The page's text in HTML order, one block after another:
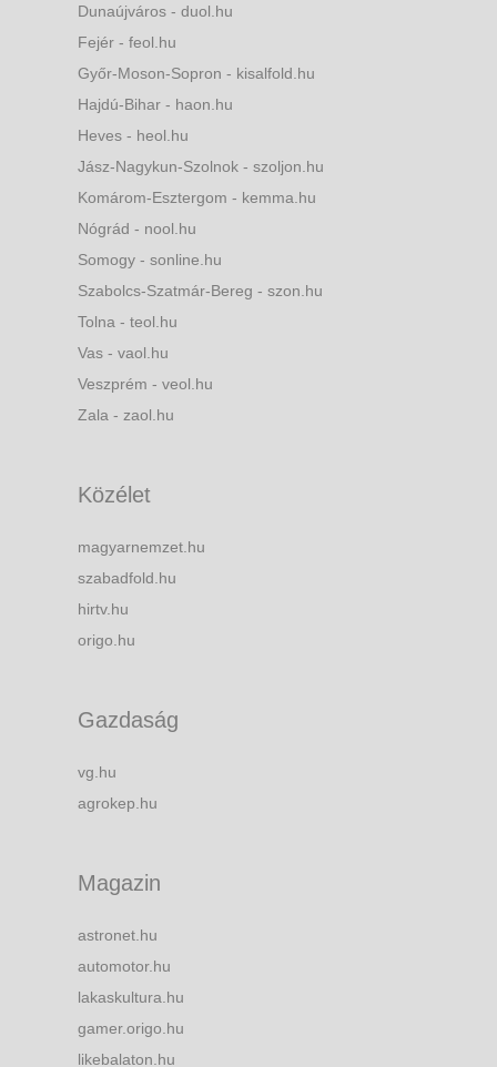
Dunaújváros - duol.hu
Fejér - feol.hu
Győr-Moson-Sopron - kisalfold.hu
Hajdú-Bihar - haon.hu
Heves - heol.hu
Jász-Nagykun-Szolnok - szoljon.hu
Komárom-Esztergom - kemma.hu
Nógrád - nool.hu
Somogy - sonline.hu
Szabolcs-Szatmár-Bereg - szon.hu
Tolna - teol.hu
Vas - vaol.hu
Veszprém - veol.hu
Zala - zaol.hu
Közélet
magyarnemzet.hu
szabadfold.hu
hirtv.hu
origo.hu
Gazdaság
vg.hu
agrokep.hu
Magazin
astronet.hu
automotor.hu
lakaskultura.hu
gamer.origo.hu
likebalaton.hu